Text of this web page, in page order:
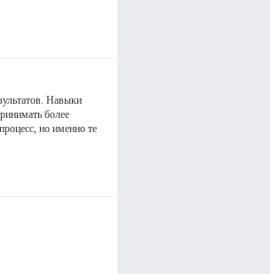
Навыки
более
но именно те